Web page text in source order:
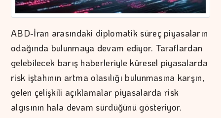
ABD-İran arasındaki diplomatik süreç piyasaların
odağında bulunmaya devam ediyor. Taraflardan
gelebilecek barış haberleriyle küresel piyasalarda
risk iştahının artma olasılığı bulunmasına karşın,
gelen çelişkili açıklamalar piyasalarda risk
algısının hala devam sürdüğünü gösteriyor.